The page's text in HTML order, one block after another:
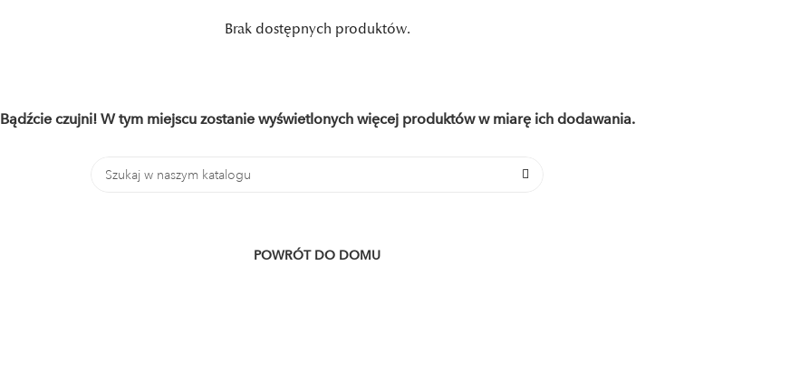
Brak dostępnych produktów.
Bądźcie czujni! W tym miejscu zostanie wyświetlonych więcej produktów w miarę ich dodawania.
POWRÓT DO DOMU